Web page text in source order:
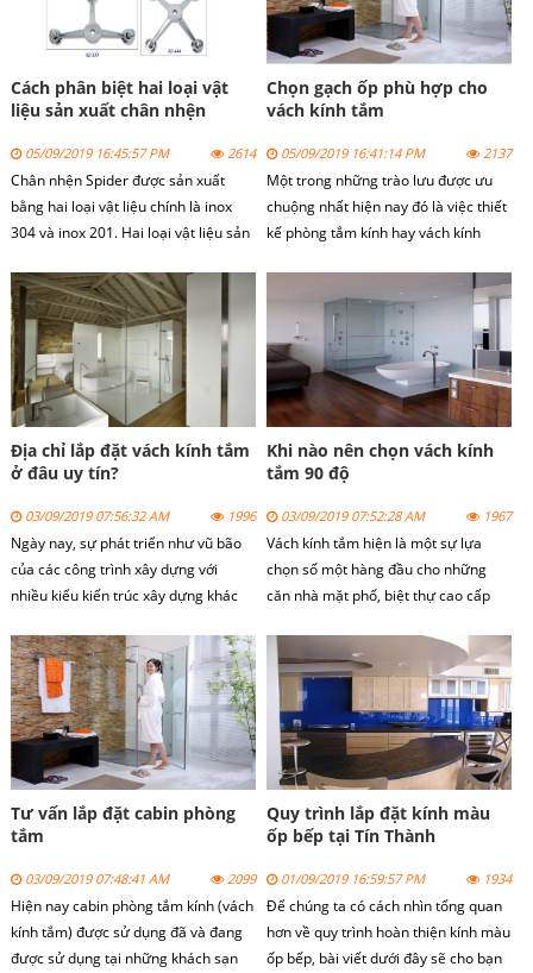
Cách phân biệt hai loại vật
liệu sản xuất chân nhện
05/09/2019 16:45:57 PM 2614
Chân nhện Spiderđược sản xuất
bằng hai loại vật liệu chính là inox
304 và inox 201. Hai loại vật liệu sản
số kỹ thuật khác nhau và có đặc điểm
khác nhau.
Chọn gạch ốp phù hợp cho
vách kính tắm
05/09/2019 16:41:14 PM 2137
Một trong những trào lưu được ưu
chuộng nhất hiện nay đó là việc thiết
kế phòng tắm kính hay vách kính
Địa chỉ lắp đặt vách kính tắm
ở đâu uy tín?
03/09/2019 07:56:32 AM 1996
Ngày nay, sự phát triển như vũ bão
của các công trình xây dựng với
nhiều kiểu kiến trúc xây dựng khác
Đi cùng với sự phát triển đó là sự
phát triển của các loại vật liệu xây
dựng đặc biệt là vách kính tắm.
Khi nào nên chọn vách kính
tắm 90 độ
03/09/2019 07:52:28 AM 1967
Vách kính tắm hiện là một sự lựa
chọn số một hàng đầu cho những
căn nhà mặt phố, biệt thự cao cấp
Tư vấn lắp đặt cabin phòng
tắm
03/09/2019 07:48:41 AM 2099
Hiện nay cabin phòng tắm kính (vách
kính tắm) được sử dụng đã và đang
được sử dụng tại những khách sạn
Quy trình lắp đặt kính màu
ốp bếp tại Tín Thành
01/09/2019 16:59:57 PM 1934
Để chúng ta có cách nhìn tổng quan
hơn về quy trình hoàn thiện kính màu
ốp bếp, bài viết dưới đây sẽ cho bạn